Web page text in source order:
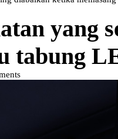
yang
tabung